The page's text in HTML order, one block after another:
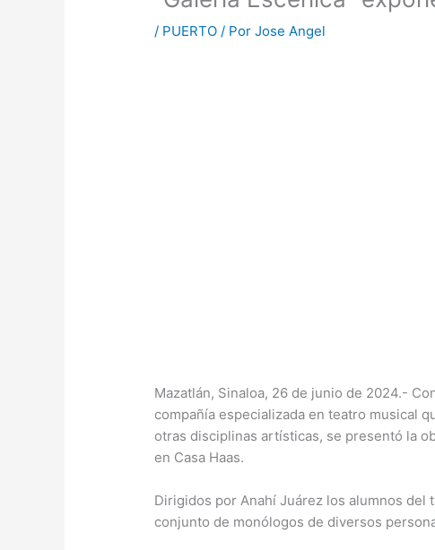
/ PUERTO / PorJose Angel
Mazatlán, Sinaloa, 26 de junio de 2024.-
compañía especializada en teatro musical
otras disciplinas artísticas, se presentó la
en Casa Haas.
Dirigidos por Anahí Juárez los alumnos
conjunto de monólogos de diversos